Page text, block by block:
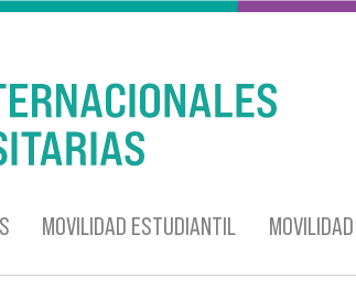
MOVILIDAD ESTUDIANTIL